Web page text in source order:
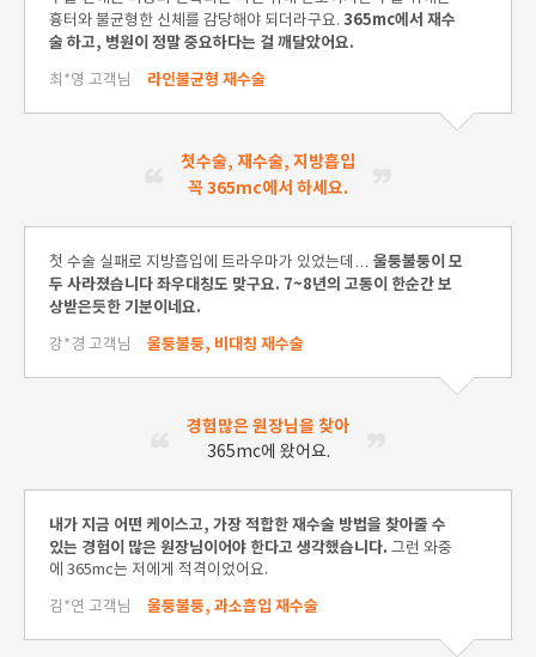
흉터와 불균형한 신체를 감당해야 되더라구요. 365mc에서 재수
술 하고, 병원이 정말 중요하다는 걸 깨달았어요.
최*영 고객님 라인불균형 재수술
첫수술, 재수술, 지방흡입
꼭 365mc에서 하세요.
첫 수술 실패로 지방흡입에 트라우마가 있었는데… 울퉁불퉁이 모
두 사라졌습니다 좌우대칭도 맞구요. 7~8년의 고통이 한순간 보
상받은듯한 기분이네요.
강*경 고객님 울퉁불퉁, 비대칭 재수술
경험많은 원장님을 찾아
365mc에 왔어요.
내가 지금 어떤 케이스고, 가장 적합한 재수술 방법을 찾아줄 수
있는 경험이 많은 원장님이어야 한다고 생각했습니다. 그런 와중
에 365mc는 저에게 적격이었어요.
김*연 고객님 울퉁불퉁, 과소흡입 재수술